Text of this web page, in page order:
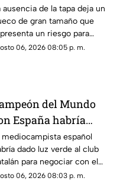
avenida Miguel
de Legaspi
ausencia de la tapa deja un
de gran tamaño que
un riesgo para
motociclistas,
06, 2026 08:05 p. m.
del Mundo
España habría
al Real
para fichar con
Barcelona
mediocampista español
dado luz verde al club
para negociar con el
City, mientras el
06, 2026 08:03 p. m.